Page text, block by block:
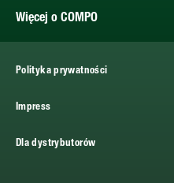
Więcej o COMPO
Polityka prywatności
Impress
Dla dystrybutorów